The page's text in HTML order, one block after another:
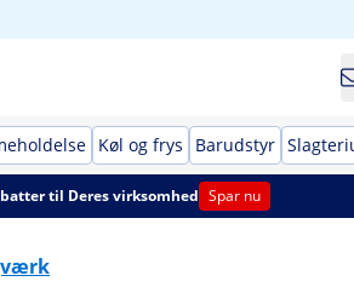
Køl og frys Barudstyr
til Deres virksomhed Spar nu